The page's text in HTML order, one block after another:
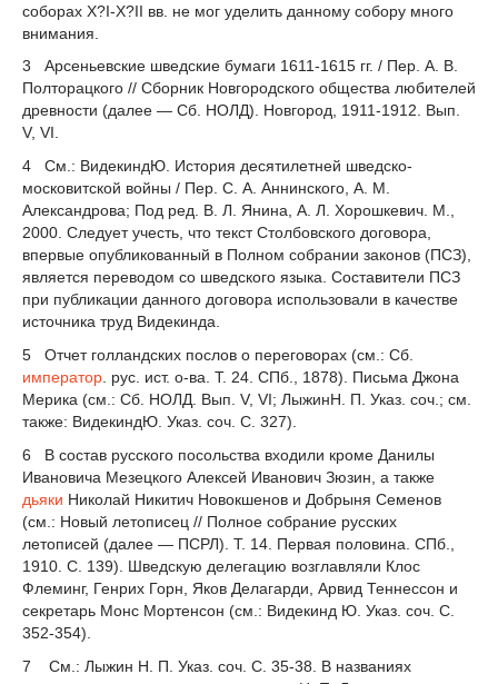
соборах Х?І-Х?ІІ вв. не мог уделить данному собору много
внимания.
3 Арсеньевские шведские бумаги 1611-1615 гг. / Пер. А. В.
Полторацкого // Сборник Новгородского общества любителей
древности (далее — Сб. НОЛД). Новгород, 1911-1912. Вып.
V, VI.
4 См.: ВидекиндЮ. История десятилетней шведско-
московитской войны / Пер. С. А. Аннинского, А. М.
Александрова; Под ред. В. Л. Янина, А. Л. Хорошкевич. М.,
2000. Следует учесть, что текст Столбовского договора,
впервые опубликованный в Полном собрании законов (ПСЗ),
является переводом со шведского языка. Составители ПСЗ
при публикации данного договора использо­вали в качестве
источника труд Видекинда.
5 Отчет голландских послов о переговорах (см.: Сб.
император . рус. ист. о-ва. Т. 24. СПб., 1878). Письма Джона
Мерика (см.: Сб. НОЛД. Вып. V, VI; ЛыжинН. П. Указ. соч.; см.
также: ВидекиндЮ. Указ. соч. С. 327).
6 В состав русского посольства входили кроме Данилы
Ивановича Мезецкого Алексей Иванович Зюзин, а также
дьяки Николай Никитич Новокшенов и Добрыня Семенов
(см.: Новый летопи­сец // Полное собрание русских
летописей (далее — ПСРЛ). Т. 14. Первая половина. СПб.,
1910. С. 139). Шведскую делегацию возглавляли Клос
Флеминг, Генрих Горн, Яков Делагарди, Арвид Теннессон и
секретарь Монс Мортенсон (см.: Видекинд Ю. Указ. соч. С.
352-354).
7 См.: Лыжин Н. П. Указ. соч. С. 35-38. В названиях